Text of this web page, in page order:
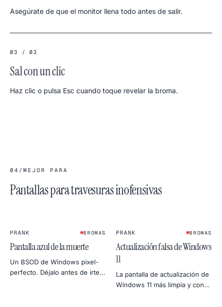
Asegúrate de que el monitor llena todo antes de salir.
03 / 03
Sal con un clic
Haz clic o pulsa Esc cuando toque revelar la broma.
04 / MEJOR PARA
Pantallas para travesuras inofensivas
PRANK BROMAS
Pantalla azul de la muerte
Un BSOD de Windows pixel-
perfecto. Déjalo antes de irte
PRANK BROMAS
Actualización falsa de Windows
11
La pantalla de actualización de
Windows 11 más limpia y con